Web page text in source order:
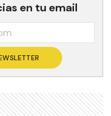
en tu email